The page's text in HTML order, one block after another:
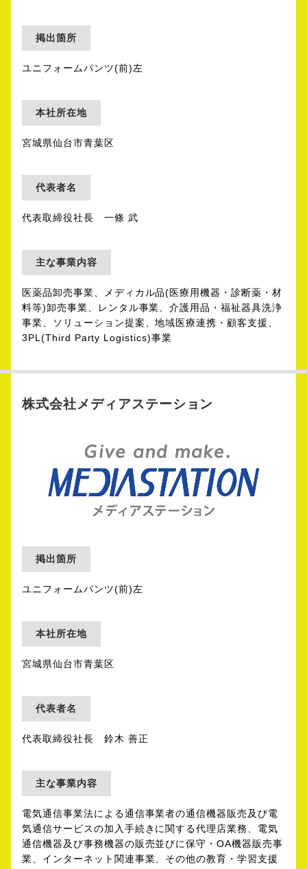
掲出箇所
ユニフォームパンツ(前)左
本社所在地
宮城県仙台市青葉区
代表者名
代表取締役社長 一條 武
主な事業内容
医薬品卸売事業、メディカル品(医療用機器・診断薬・材
料等)卸売事業、レンタル事業、介護用品・福祉器具洗浄
事業、ソリューション提案、地域医療連携・顧客支援、
3PL(Third Party Logistics)事業
株式会社メディアステーション
掲出箇所
ユニフォームパンツ(前)左
本社所在地
宮城県仙台市⻘葉区
代表者名
代表取締役社長 鈴⽊ 善正
主な事業内容
電気通信事業法による通信事業者の通信機器販売及び電
気通信サービスの加⼊⼿続きに関する代理店業務、電気
通信機器及び事務機器の販売並びに保守・OA機器販売事
業、インターネット関連事業、その他の教育・学習⽀援